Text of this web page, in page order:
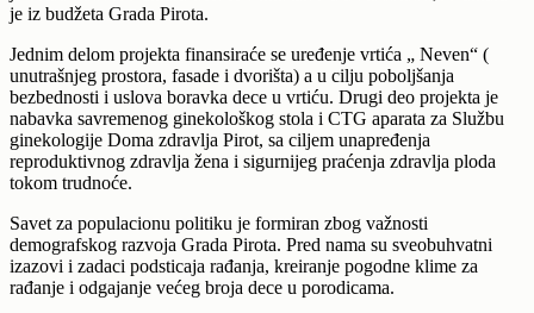
je iz budžeta Grada Pirota.
Jednim delom projekta finansiraće se uređenje vrtića „ Neven“ (
unutrašnjeg prostora, fasade i dvorišta) a u cilju poboljšanja
bezbednosti i uslova boravka dece u vrtiću. Drugi deo projekta je
nabavka savremenog ginekološkog stola i CTG aparata za Službu
ginekologije Doma zdravlja Pirot, sa ciljem unapređenja
reproduktivnog zdravlja žena i sigurnijeg praćenja zdravlja ploda
tokom trudnoće.
Savet za populacionu politiku je formiran zbog važnosti
demografskog razvoja Grada Pirota. Pred nama su sveobuhvatni
izazovi i zadaci podsticaja rađanja, kreiranje pogodne klime za
rađanje i odgajanje većeg broja dece u porodicama.